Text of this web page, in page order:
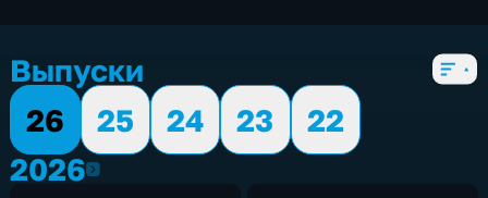
Выпуски
26
25 24 23
22
20262026